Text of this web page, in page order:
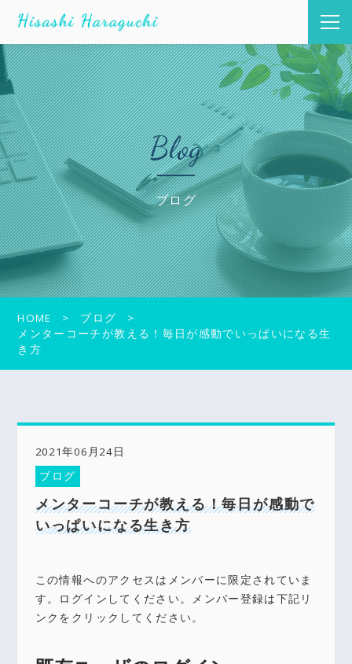
Blog
ブログ
HOME
ブログ
メンターコーチが教える！毎日が感動でいっぱいになる生
き方
2021年06月24日
ブログ
メンターコーチが教える！毎日が感動で
いっぱいになる生き方
この情報へのアクセスはメンバーに限定されていま
す。ログインしてください。メンバー登録は下記リ
ンクをクリックしてください。